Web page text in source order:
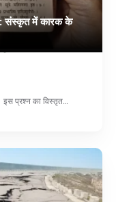
संस्कृत में कारक के
प्रश्न का विस्तृत…